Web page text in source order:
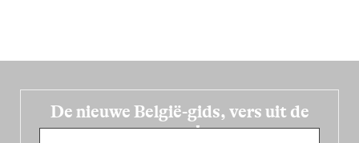
De nieuwe België-gids, vers uit de
oven!